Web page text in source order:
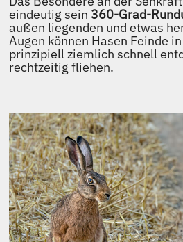
eindeutig sein360-Grad-
außen liegenden und etwas
Augen können Hasen Feinde
prinzipiell ziemlich schnell
rechtzeitig fliehen.